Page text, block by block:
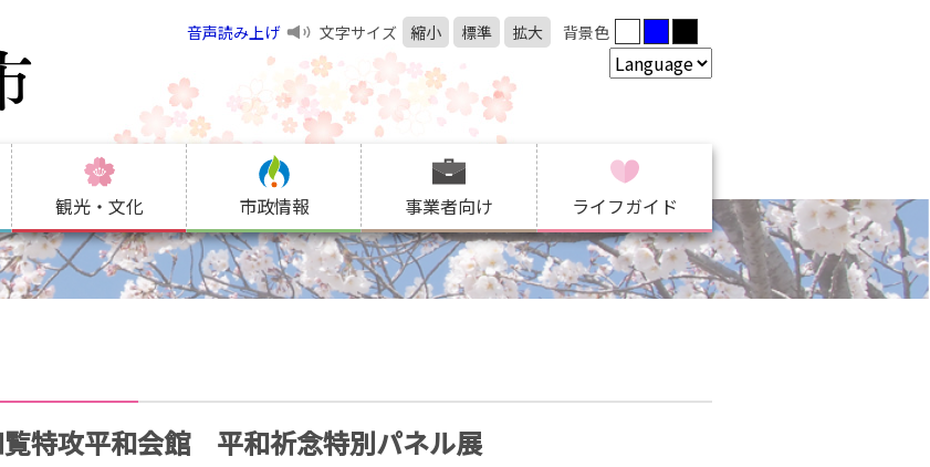
音声読み上げ 文字サイズ 縮小 標準 拡大 背景色
観光・文化 市政情報 事業者向け ライフガイド
特攻平和会館 平和祈念特別パネル展